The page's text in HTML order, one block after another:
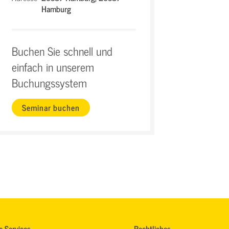
Hamburg
Buchen Sie schnell und
einfach in unserem
Buchungssystem
Seminar buchen